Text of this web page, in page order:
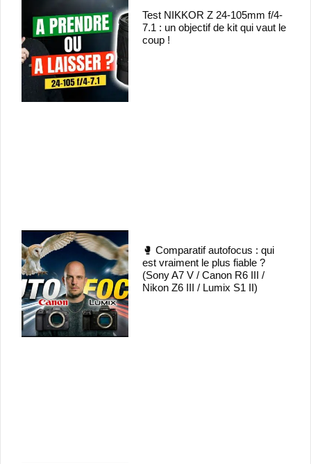
Test NIKKOR Z 24-105mm f/4-
7.1 : un objectif de kit qui vaut le
coup !
🥊 Comparatif autofocus : qui
est vraiment le plus fiable ?
(Sony A7 V / Canon R6 III /
Nikon Z6 III / Lumix S1 II)